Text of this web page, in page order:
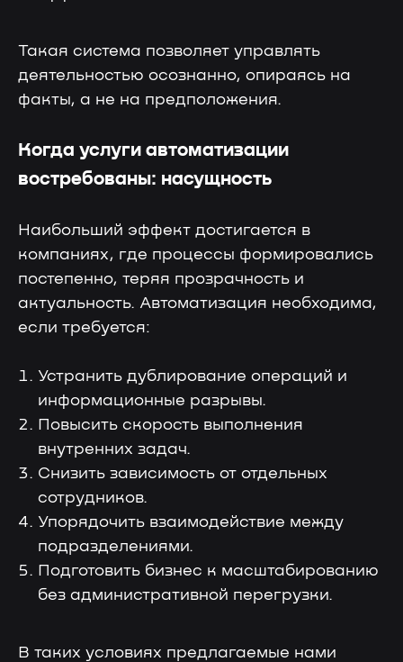
Такая система позволяет управлять
деятельностью осознанно, опираясь на
факты, а не на предположения.
Когда услуги автоматизации
востребованы: насущность
Наибольший эффект достигается в
компаниях, где процессы формировались
постепенно, теряя прозрачность и
актуальность. Автоматизация необходима,
если требуется:
Устранить дублирование операций и
информационные разрывы.
Повысить скорость выполнения
внутренних задач.
Снизить зависимость от отдельных
сотрудников.
Упорядочить взаимодействие между
подразделениями.
Подготовить бизнес к масштабированию
без административной перегрузки.
В таких условиях предлагаемые нами
70%
Снижение затрат
на прохождение
аудитов
90%
Снижение влияния
на оперативный учет
30% 50%
Поддержка от экспертов
Консультация
Чтобы рассчитать окупаемость
и встроить «Лотос» в бизнес
Менеджер